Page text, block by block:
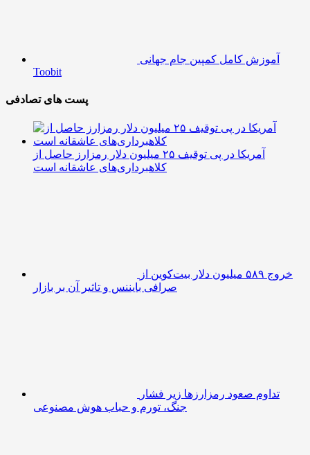
آموزش کامل کمپین جام جهانی
Toobit
پست های تصادفی
آمریکا در پی توقیف ۲۵ میلیون دلار رمزارز حاصل از
کلاهبرداری‌های عاشقانه است
خروج ۵۸۹ میلیون دلار بیت‌کوین از
صرافی بایننس و تاثیر آن بر بازار
تداوم صعود رمزارزها زیر فشار
جنگ، تورم و حباب هوش مصنوعی